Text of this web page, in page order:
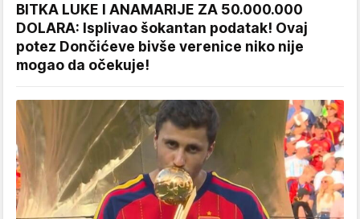
BITKA LUKE I ANAMARIJE ZA 50.000.000
DOLARA: Isplivao šokantan podatak! Ovaj
potez Dončićeve bivše verenice niko nije
mogao da očekuje!